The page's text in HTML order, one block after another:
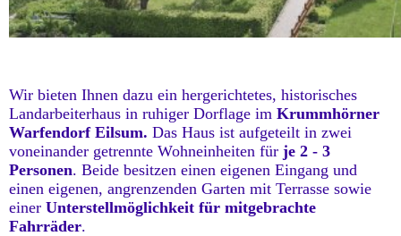
Wir bieten Ihnen dazu ein hergerichtetes, historisches
Landarbeiterhaus in ruhiger Dorflage im Krummhörner
Warfendorf Eilsum. Das Haus ist aufgeteilt in zwei
voneinander getrennte Wohneinheiten für je 2 - 3
Personen. Beide besitzen einen eigenen Eingang und
einen eigenen, angrenzenden Garten mit Terrasse sowie
einer Unterstellmöglichkeit für mitgebrachte
Fahrräder.